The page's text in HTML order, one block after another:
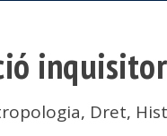
, Dret,